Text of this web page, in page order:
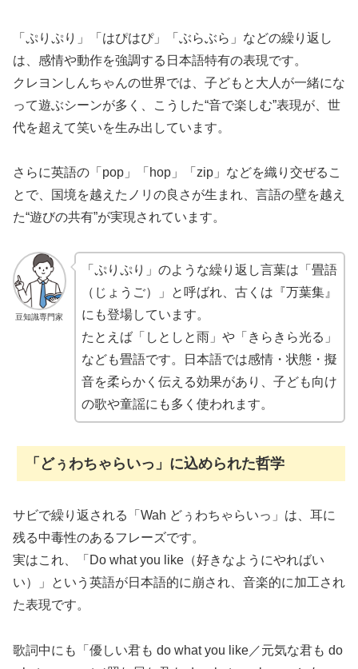
「ぷりぷり」「はぴはぴ」「ぶらぶら」などの繰り返し
は、感情や動作を強調する日本語特有の表現です。
クレヨンしんちゃんの世界では、子どもと大人が一緒にな
って遊ぶシーンが多く、こうした“音で楽しむ”表現が、世
代を超えて笑いを生み出しています。
さらに英語の「pop」「hop」「zip」などを織り交ぜるこ
とで、国境を越えたノリの良さが生まれ、言語の壁を越え
た“遊びの共有”が実現されています。
豆知識専門家
「ぷりぷり」のような繰り返し言葉は「畳語
（じょうご）」と呼ばれ、古くは『万葉集』
にも登場しています。
たとえば「しとしと雨」や「きらきら光る」
なども畳語です。日本語では感情・状態・擬
音を柔らかく伝える効果があり、子ども向け
の歌や童謡にも多く使われます。
「どぅわちゃらいっ」に込められた哲学
サビで繰り返される「Wah どぅわちゃらいっ」は、耳に
残る中毒性のあるフレーズです。
実はこれ、「Do what you like（好きなようにやればい
い）」という英語が日本語的に崩され、音楽的に加工され
た表現です。
歌詞中にも「優しい君も do what you like／元気な君も do